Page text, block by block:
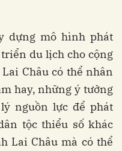
dựng mô hình phát
du lịch cho cộng
Châu có thể nhân
hay, những ý tưởng
nguồn lực để phát
tộc thiểu số khác
Lai Châu mà có thể